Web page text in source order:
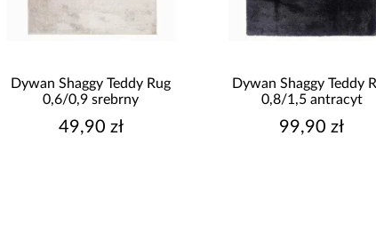
Dywan Shaggy Teddy Rug
0,6/0,9 srebrny
49,90 zł
Dywan Shaggy Teddy
0,8/1,5 antracyt
99,90 zł